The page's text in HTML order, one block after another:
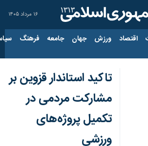
۱۶ مرداد ۱۴۰۵
اقتصاد ورزش جهان جامعه فرهنگ
تاکید استاندار قزوین بر
مشارکت مردمی در
تکمیل پروژه‌های
ورزشی